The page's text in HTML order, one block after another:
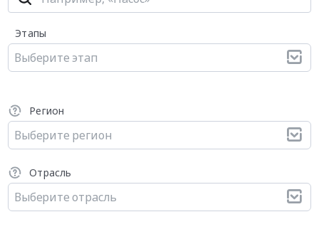
Этапы
Выберите этап
Регион
Выберите регион
Отрасль
Выберите отрасль